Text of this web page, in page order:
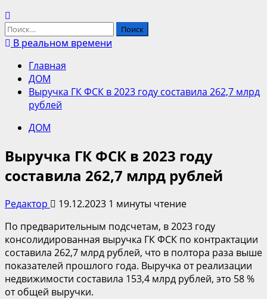
Найти:
В реальном времени
Главная
ДОМ
Выручка ГК ФСК в 2023 году составила 262,7 млрд
рублей
ДОМ
Выручка ГК ФСК в 2023 году
составила 262,7 млрд рублей
Редактор 19.12.2023 1 минуты чтение
По предварительным подсчетам, в 2023 году
консолидированная выручка ГК ФСК по контрактации
составила 262,7 млрд рублей, что в полтора раза выше
показателей прошлого года. Выручка от реализации
недвижимости составила 153,4 млрд рублей, это 58 %
от общей выручки.